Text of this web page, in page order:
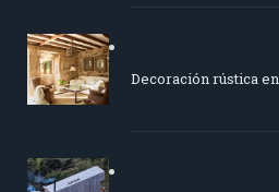
Decoración rústica